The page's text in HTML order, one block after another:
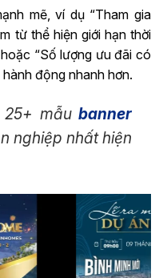
mẽ, ví dụ “Tham gia
từ thể hiện giới hạn thời
“Số lượng ưu đãi có
động nhanh hơn.
25+ mẫu banner
nghiệp nhất hiện